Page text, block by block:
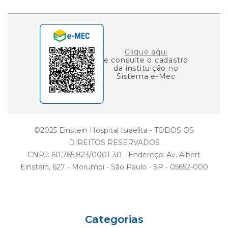
Consulta de Diplomas
Ouvidoria
Clique aqui
e consulte o cadastro
da instituição no
Sistema e-Mec
©2025 Einstein Hospital Israelita - TODOS OS
DIREITOS RESERVADOS
CNPJ: 60.765.823/0001-30 - Endereço: Av. Albert
Einstein, 627 - Morumbi - São Paulo - SP - 05652-000
Categorias